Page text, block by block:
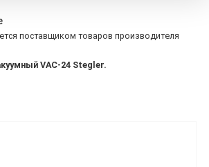
поставщиком товаров производителя
VAC-24 Stegler.